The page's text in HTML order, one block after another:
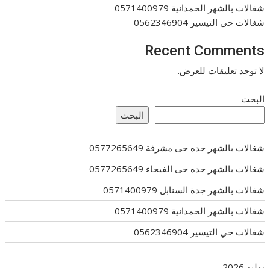
شغالات بالشهر الحمدانية 0571400979
شغالات حي التيسير 0562346904
Recent Comments
لا توجد تعليقات للعرض.
البحث
البحث
شغالات بالشهر جده حى مشرفة 0577265649
شغالات بالشهر جده حى الفيحاء 0577265649
شغالات بالشهر جدة السنابل 0571400979
شغالات بالشهر الحمدانية 0571400979
شغالات حي التيسير 0562346904